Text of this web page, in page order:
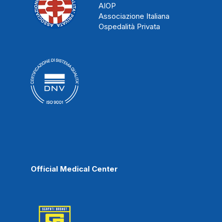
AIOP
Associazione Italiana
Ospedalità Privata
Official Medical Center